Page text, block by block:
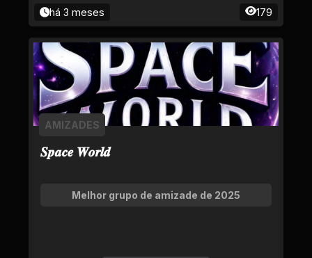
há 3 meses 179
𝑺𝒑𝒂𝒄𝒆 𝑾𝒐𝒓𝒍𝒅
AMIZADES
Melhor grupo de amizade de 2025